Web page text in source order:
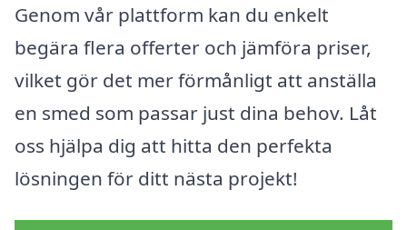
Genom vår plattform kan du enkelt
begära flera offerter och jämföra priser,
vilket gör det mer förmånligt att anställa
en smed som passar just dina behov. Låt
oss hjälpa dig att hitta den perfekta
lösningen för ditt nästa projekt!